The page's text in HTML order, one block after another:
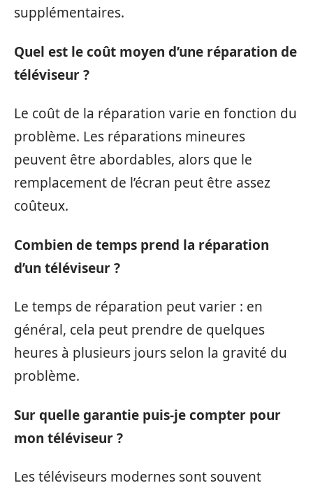
supplémentaires.
Quel est le coût moyen d’une réparation de
téléviseur ?
Le coût de la réparation varie en fonction du
problème. Les réparations mineures
peuvent être abordables, alors que le
remplacement de l’écran peut être assez
coûteux.
Combien de temps prend la réparation
d’un téléviseur ?
Le temps de réparation peut varier : en
général, cela peut prendre de quelques
heures à plusieurs jours selon la gravité du
problème.
Sur quelle garantie puis-je compter pour
mon téléviseur ?
Les téléviseurs modernes sont souvent